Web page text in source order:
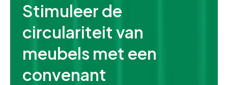
Stimuleer de
circulariteit van
meubels met een
convenant